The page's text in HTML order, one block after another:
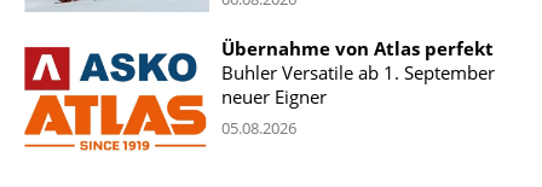
Übernahme von Atlas perfekt
Buhler Versatile ab 1. September
neuer Eigner
05.08.2026